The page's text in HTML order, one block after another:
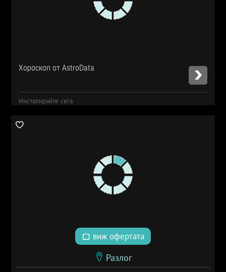
Хороскоп от AstroData
Инсталирайте сега
виж офертата
Разлог